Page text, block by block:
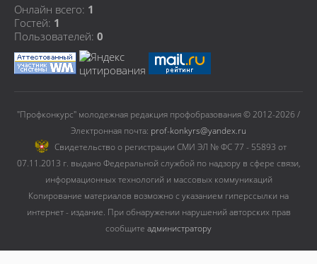
Онлайн всего: 1
Гостей: 1
Пользователей: 0
"Профконкурс" молодежная редакция профобразования © 2012-2026 /
Электронная почта: prof-konkyrs@yandex.ru
Cвидетельство о регистрации СМИ ЭЛ № ФС 77 - 55893 от
07.11.2013 г. выдано Федеральной службой по надзору в сфере связи,
информационных технологий и массовых коммуникаций
Копирование материалов возможно с указанием гиперссылки на
интернет - издание. При обнаружении нарушений авторских прав
сообщите администратору